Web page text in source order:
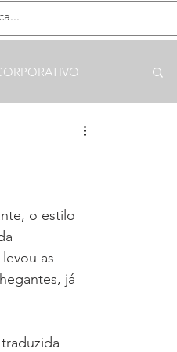
RECEBA OFERTAS EXCLUSIVAS
o estilo
as
já